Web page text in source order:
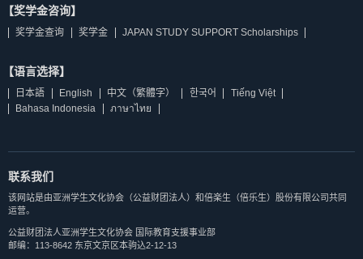
【奖学金咨询】
奖学金查询 奖学金 JAPAN STUDY SUPPORT Scholarships
【语言选择】
日本語 English 中文（繁體字） 한국어
Tiếng Việt
Bahasa Indonesia
ภาษาไทย
联系我们
该网站是由亚洲学生文化协会（公益财团法人）和倍楽生（倍乐生）股份有限公司共同
运营。
公益财团法人亚洲学生文化协会 国际教育支援事业部
邮编：113-8642 东京文京区本驹込2-12-13